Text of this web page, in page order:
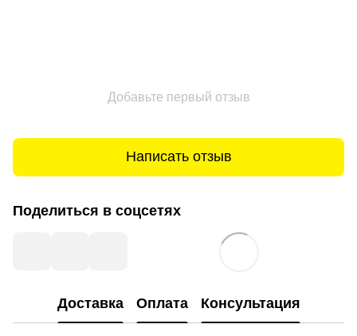
Добавьте первый отзыв
Написать отзыв
Поделиться в соцсетях
Доставка Оплата Консультация